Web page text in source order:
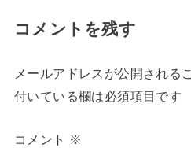
コメントを残す
メールアドレスが公開される
付いている欄は必須項目です
コメント ※